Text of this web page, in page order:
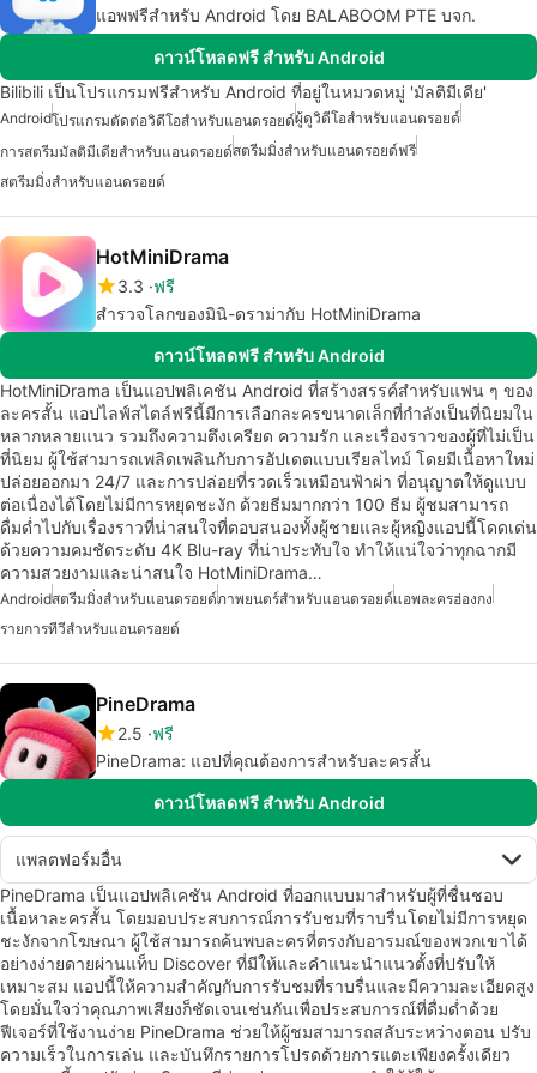
แอพฟรีสำหรับ Android โดย BALABOOM PTE บจก.
ดาวน์โหลดฟรี สำหรับ Android
Bilibili เป็นโปรแกรมฟรีสำหรับ Android ที่อยู่ในหมวดหมู่ 'มัลติมีเดีย'
Androidโปรแกรมตัดต่อวิดีโอสำหรับแอนดรอยด์ผู้ดูวิดีโอสำหรับแอนดรอยด์
การสตรีมมัลติมีเดียสำหรับแอนดรอยด์สตรีมมิ่งสำหรับแอนดรอยด์ฟรี
สตรีมมิ่งสำหรับแอนดรอยด์
HotMiniDrama
3.3 ฟรี
สำรวจโลกของมินิ-ดราม่ากับ HotMiniDrama
ดาวน์โหลดฟรี สำหรับ Android
HotMiniDrama เป็นแอปพลิเคชัน Android ที่สร้างสรรค์สำหรับแฟน ๆ ของ
ละครสั้น แอปไลฟ์สไตล์ฟรีนี้มีการเลือกละครขนาดเล็กที่กำลังเป็นที่นิยมใน
หลากหลายแนว รวมถึงความตึงเครียด ความรัก และเรื่องราวของผู้ที่ไม่เป็น
ที่นิยม ผู้ใช้สามารถเพลิดเพลินกับการอัปเดตแบบเรียลไทม์ โดยมีเนื้อหาใหม่
ปล่อยออกมา 24/7 และการปล่อยที่รวดเร็วเหมือนฟ้าผ่า ที่อนุญาตให้ดูแบบ
ต่อเนื่องได้โดยไม่มีการหยุดชะงัก ด้วยธีมมากกว่า 100 ธีม ผู้ชมสามารถ
ดื่มด่ำไปกับเรื่องราวที่น่าสนใจที่ตอบสนองทั้งผู้ชายและผู้หญิงแอปนี้โดดเด่น
ด้วยความคมชัดระดับ 4K Blu-ray ที่น่าประทับใจ ทำให้แน่ใจว่าทุกฉากมี
ความสวยงามและน่าสนใจ HotMiniDrama…
Androidสตรีมมิ่งสำหรับแอนดรอยด์ภาพยนตร์สำหรับแอนดรอยด์แอพละครฮ่องกง
รายการทีวีสำหรับแอนดรอยด์
PineDrama
2.5 ฟรี
PineDrama: แอปที่คุณต้องการสำหรับละครสั้น
ดาวน์โหลดฟรี สำหรับ Android
แพลตฟอร์มอื่น
PineDrama เป็นแอปพลิเคชัน Android ที่ออกแบบมาสำหรับผู้ที่ชื่นชอบ
เนื้อหาละครสั้น โดยมอบประสบการณ์การรับชมที่ราบรื่นโดยไม่มีการหยุด
ชะงักจากโฆษณา ผู้ใช้สามารถค้นพบละครที่ตรงกับอารมณ์ของพวกเขาได้
อย่างง่ายดายผ่านแท็บ Discover ที่มีให้และคำแนะนำแนวตั้งที่ปรับให้
เหมาะสม แอปนี้ให้ความสำคัญกับการรับชมที่ราบรื่นและมีความละเอียดสูง
โดยมั่นใจว่าคุณภาพเสียงก็ชัดเจนเช่นกันเพื่อประสบการณ์ที่ดื่มด่ำด้วย
ฟีเจอร์ที่ใช้งานง่าย PineDrama ช่วยให้ผู้ชมสามารถสลับระหว่างตอน ปรับ
ความเร็วในการเล่น และบันทึกรายการโปรดด้วยการแตะเพียงครั้งเดียว